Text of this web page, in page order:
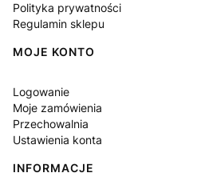
Polityka prywatności
Regulamin sklepu
MOJE KONTO
Logowanie
Moje zamówienia
Przechowalnia
Ustawienia konta
INFORMACJE